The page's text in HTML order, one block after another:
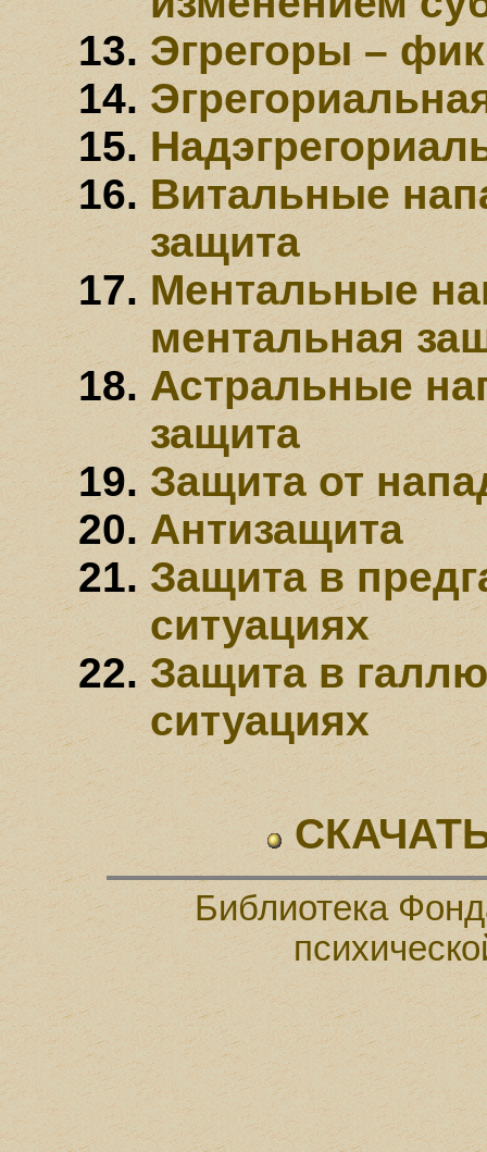
Эгрегоры –
Витальные
защита
Ментальные
ментальная
Астральные
защита
Защита от
Антизащита
Защита в
ситуациях
Защита в
ситуациях
Библиотека